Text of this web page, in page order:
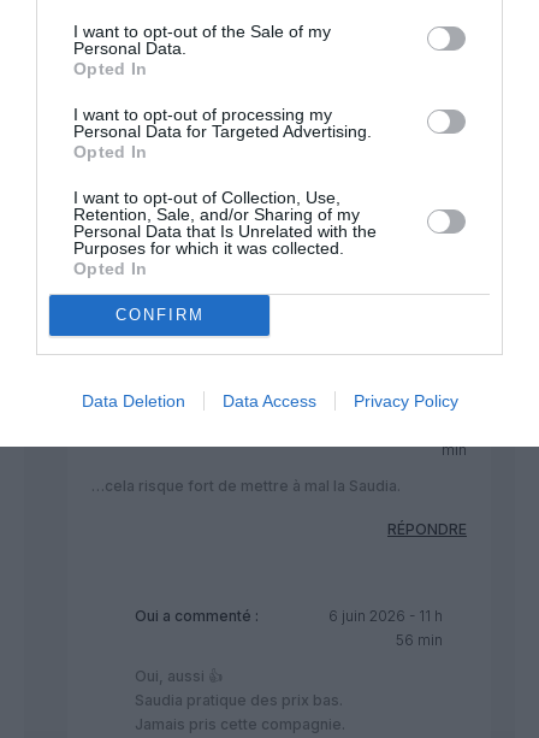
I want to opt-out of the Sale of my
Personal Data.
Opted In
I want to opt-out of processing my
Personal Data for Targeted Advertising.
Opted In
I want to opt-out of Collection, Use,
Retention, Sale, and/or Sharing of my
Personal Data that Is Unrelated with the
Purposes for which it was collected.
Opted In
CONFIRM
Data Deletion Data Access Privacy Policy
Riyadha commenté :
6 juin 2026 - 9 h 50 min
787 39 (+& 33)
A350 1000 25 ( +25)
A321 60
Cela va accroître la concurrence vis vis de Etihad, Qatar et
Emirates…
min
…cela risque fort de mettre à mal la Saudia.
RÉPONDRE
Oui a commenté :
6 juin 2026 - 11 h
56 min
Oui, aussi 👍
Saudia pratique des prix bas.
Jamais pris cette compagnie.